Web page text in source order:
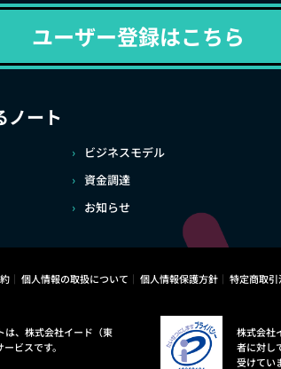
ユーザー登録はこちら
ノート
ビジネスモデル
資金調達
お知らせ
個人情報の取扱について 個人情報保護方針 特定商取
は、株式会社イード（東
ビスです。
株式会社
者に対し
受けてい